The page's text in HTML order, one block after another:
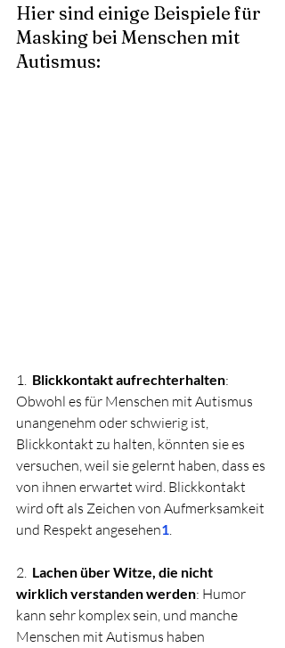
Hier sind einige Beispiele für
Masking bei Menschen mit
Autismus:
1. Blickkontakt aufrechterhalten:
Obwohl es für Menschen mit Autismus
unangenehm oder schwierig ist,
Blickkontakt zu halten, könnten sie es
versuchen, weil sie gelernt haben, dass es
von ihnen erwartet wird. Blickkontakt
wird oft als Zeichen von Aufmerksamkeit
und Respekt angesehen1
2. Lachen über Witze, die nicht
wirklich verstanden werden: Humor
kann sehr komplex sein, und manche
Menschen mit Autismus haben